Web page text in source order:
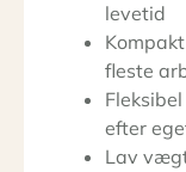
levetid
fleste
efter
Lav